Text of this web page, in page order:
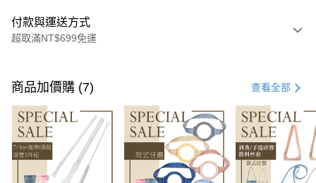
付款與運送方式
超取滿NT$699免運
信用卡一次付款
超商取貨付款
LINE Pay
Apple Pay
商品加價購 (7) 查看全部